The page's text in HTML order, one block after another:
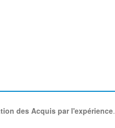
des Acquis par l'expérience.